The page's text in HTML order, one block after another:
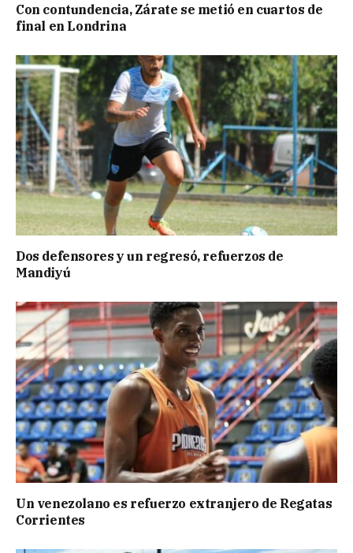
Con contundencia, Zárate se metió en cuartos de
final en Londrina
Dos defensores y un regresó, refuerzos de
Mandiyú
Un venezolano es refuerzo extranjero de Regatas
Corrientes